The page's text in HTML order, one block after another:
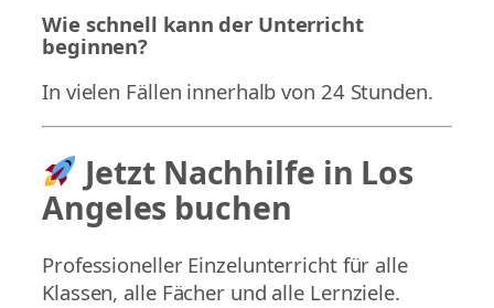
Wie schnell kann der Unterricht
beginnen?
In vielen Fällen innerhalb von 24 Stunden.
Jetzt Nachhilfe in Los
Angeles buchen
Professioneller Einzelunterricht für alle
Klassen, alle Fächer und alle Lernziele.